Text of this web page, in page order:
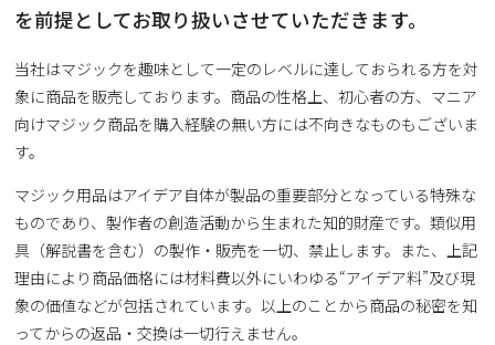
を前提としてお取り扱いさせていただきます。
当社はマジックを趣味として一定のレベルに達しておられる方を対
象に商品を販売しております。商品の性格上、初心者の方、マニア
向けマジック商品を購入経験の無い方には不向きなものもございま
す。
マジック用品はアイデア自体が製品の重要部分となっている特殊な
ものであり、製作者の創造活動から生まれた知的財産です。類似用
具（解説書を含む）の製作・販売を一切、禁止します。また、上記
理由により商品価格には材料費以外にいわゆる“アイデア料”及び現
象の価値などが包括されています。以上のことから商品の秘密を知
ってからの返品・交換は一切行えません。